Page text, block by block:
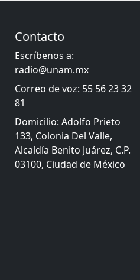
Contacto
Escríbenos a:
radio@unam.mx
Correo de voz: 55 56 23 32
81
Domicilio: Adolfo Prieto
133, Colonia Del Valle,
Alcaldía Benito Juárez, C.P.
03100, Ciudad de México